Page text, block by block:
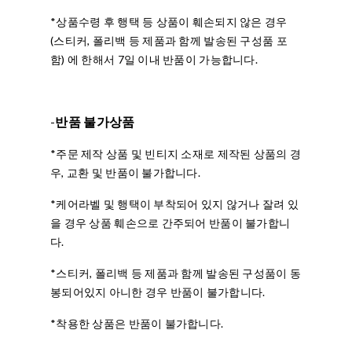
*상품수령 후 행택 등 상품이 훼손되지 않은 경우
(스티커, 폴리백 등 제품과 함께 발송된 구성품 포
함) 에 한해서 7일 이내 반품이 가능합니다.
-반품 불가상품
*주문 제작 상품 및 빈티지 소재로 제작된 상품의 경
우, 교환 및 반품이 불가합니다.
*케어라벨 및 행택이 부착되어 있지 않거나 잘려 있
을 경우 상품 훼손으로 간주되어 반품이 불가합니
다.
*스티커, 폴리백 등 제품과 함께 발송된 구성품이 동
봉되어있지 아니한 경우 반품이 불가합니다.
*착용한 상품은 반품이 불가합니다.